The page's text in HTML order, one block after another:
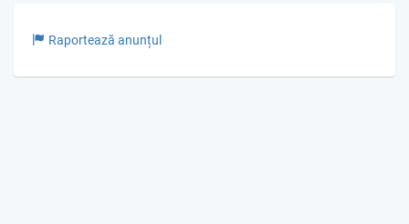
Raportează anunțul